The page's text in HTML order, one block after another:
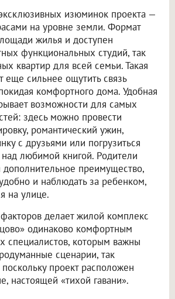
изюминок проекта —
на уровне земли. Формат
жилья и доступен
функциональных студий, так
квартир для всей семьи. Такая
еще сильнее ощутить связь
комфортного дома. Удобная
возможности для самых
здесь можно провести
романтический ужин,
с друзьями или погрузиться
любимой книгой. Родители
дополнительное преимущество,
и наблюдать за ребенком,
на улице.
делает жилой комплекс
одинаково комфортным
специалистов, которым важны
сценарии, так
проект расположен
настоящей «тихой гавани».